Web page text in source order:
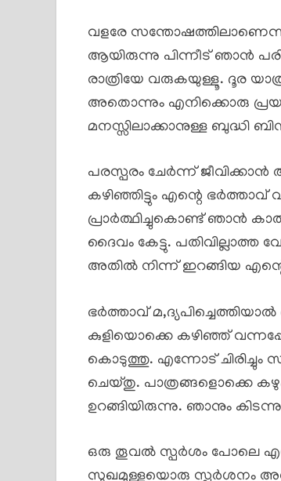
വളരേ സന്തോഷത്തിലാണെന്ന
ആയിരുന്നു പിന്നീട് ഞാൻ
രാത്രിയേ വരുകയുള്ളൂ. ദൂര
അതൊന്നും എനിക്കൊരു
മനസ്സിലാക്കാനുള്ള ബുദ്ധി
പരസ്പരം ചേർന്ന്
കഴിഞ്ഞിട്ടും എന്റെ
പ്രാർത്ഥിച്ചുകൊണ്ട് ഞാൻ
ദൈവം കേട്ടു. പതിവില്ലാത്ത
അതിൽ നിന്ന് ഇറങ്ങിയ
ഭർത്താവ്
കുളിയൊക്കെ കഴിഞ്ഞ്
കൊടുത്തു. എന്നോട് ചിരിച്ചും
ചെയ്തു. പാത്രങ്ങളൊക്കെ
ഉറങ്ങിയിരുന്നു. ഞാനും
ഒരു തൂവൽ സ്പർശം പോലെ
സുഖമുള്ളയൊരു സ്പർശനം